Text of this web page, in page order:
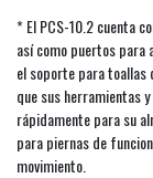
* El PCS-10.2 cuenta
así como puertos para
el soporte para toallas
que sus herramientas
rápidamente para su
para piernas de
movimiento.